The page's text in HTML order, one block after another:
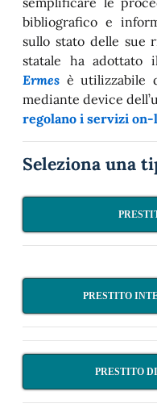
bibliografico e
sullo stato delle sue
statale ha adottato
Ermes è utilizzabile
mediante device
regolano i servizi
Seleziona una
PRESTITO
PRESTITO